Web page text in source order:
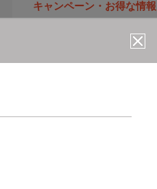
キャンペーン・お得な情報